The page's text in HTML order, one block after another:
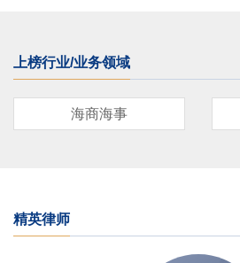
上榜行业/业务领域
海商海事
精英律师